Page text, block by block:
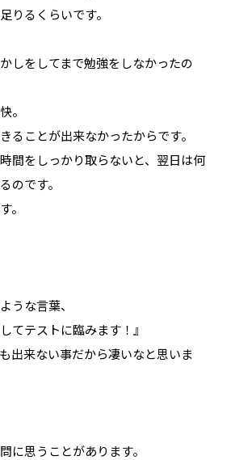
りるくらいです。
しをしてまで勉強をしなかったの
。
ることが出来なかったからです。
間をしっかり取らないと、翌日は何
のです。
。
うな言葉、
てテストに臨みます！』
出来ない事だから凄いなと思いま
に思うことがあります。